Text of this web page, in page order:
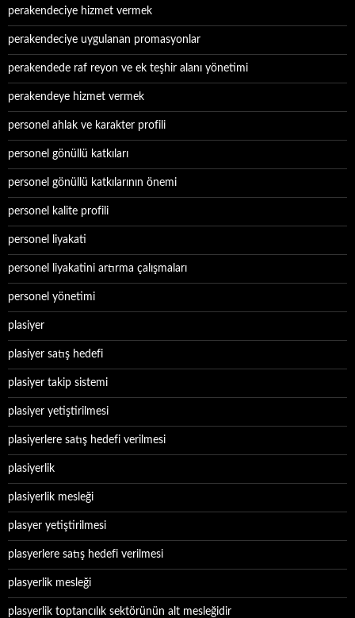
perakendeciye hizmet vermek
perakendeciye uygulanan promasyonlar
perakendede raf reyon ve ek teşhir alanı yönetimi
perakendeye hizmet vermek
personel ahlak ve karakter profili
personel gönüllü katkıları
personel gönüllü katkılarının önemi
personel kalite profili
personel liyakati
personel liyakatini artırma çalışmaları
personel yönetimi
plasiyer
plasiyer satış hedefi
plasiyer takip sistemi
plasiyer yetiştirilmesi
plasiyerlere satış hedefi verilmesi
plasiyerlik
plasiyerlik mesleği
plasyer yetiştirilmesi
plasyerlere satış hedefi verilmesi
plasyerlik mesleği
plasyerlik toptancılık sektörünün alt mesleğidir